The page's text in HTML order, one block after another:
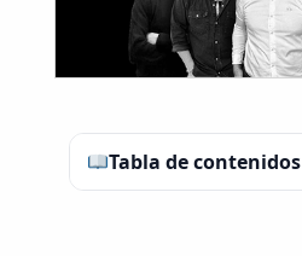
Tabla de contenidos